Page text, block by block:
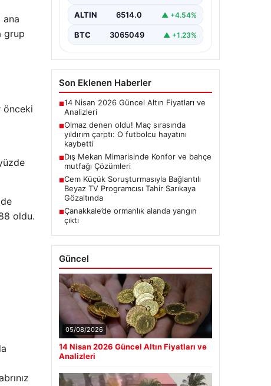
ana
grup
önceki
oldu.
ALTIN 6514.0 ▲ +4.54%
BTC 3065049 ▲ +1.23%
Son Eklenen Haberler
■14 Nisan 2026 Güncel Altın Fiyatları ve
Analizleri
■Olmaz denen oldu! Maç sırasında
yıldırım çarptı: O futbolcu hayatını
kaybetti
■Dış Mekan Mimarisinde Konfor ve bahçe
mutfağı Çözümleri
■Cem Küçük Soruşturmasıyla Bağlantılı
Beyaz TV Programcısı Tahir Sarıkaya
Gözaltında
■Çanakkale’de ormanlık alanda yangın
çıktı
Güncel
05/08/2026
14 Nisan 2026 Güncel Altın Fiyatları ve
Analizleri